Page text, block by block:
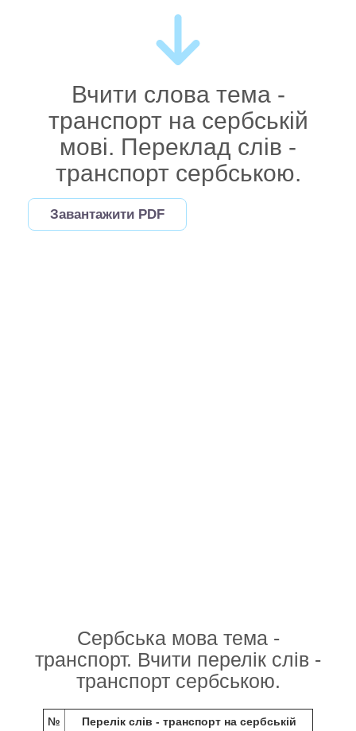
Вчити слова тема -
транспорт на сербській
мові. Переклад слів -
транспорт сербською.
Завантажити PDF
Сербська мова тема -
транспорт. Вчити перелік слів -
транспорт сербською.
№
Перелік слів - транспорт на сербській